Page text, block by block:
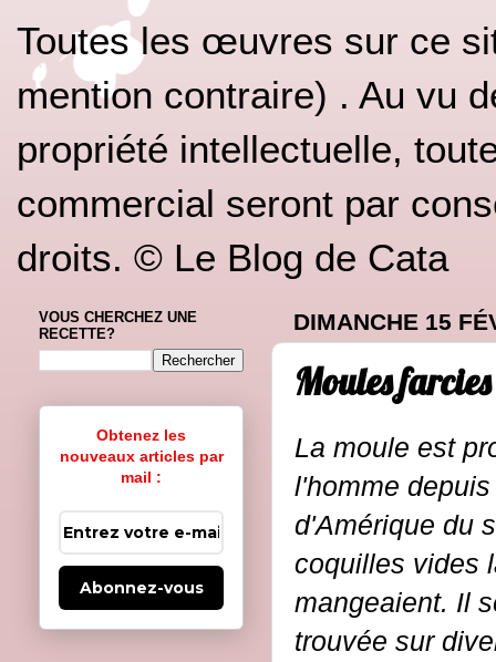
Toutes les œuvres sur ce
mention contraire) . Au vu
propriété intellectuelle,
commercial seront par
droits. © Le Blog de Cata
DIMANCHE 15
Moules
La moule est
l'homme
d'Amérique du
coquilles vides
mangeaient. Il
trouvée sur
VOUS CHERCHEZ UNE
RECETTE?
Obtenez les
nouveaux articles par
mail :
Abonnez-vous